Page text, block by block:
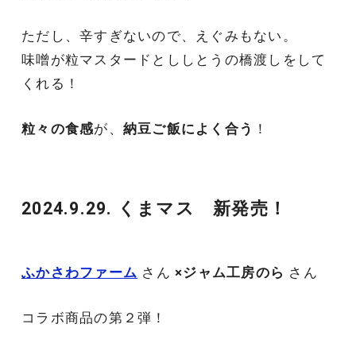
ただし、辛すぎないので、えぐみもない。
味噌が粒マスタードとししとうの橋渡しをして
くれる！
粒々の食感が、 納豆ご飯によく合う ！
2024.9.29. くまマス 新発売！
ふかさわファーム さん ×ジャム工房のら さん
コラボ商品の第２弾！